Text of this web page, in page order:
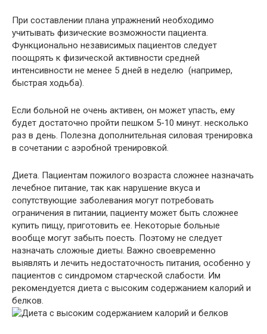
При составлении плана упражнений необходимо
учитывать физические возможности пациента.
Функционально независимых пациентов следует
поощрять к физической активности средней
интенсивности не менее 5 дней в неделю (например,
быстрая ходьба).
Если больной не очень активен, он может упасть, ему
будет достаточно пройти пешком 5-10 минут. несколько
раз в день. Полезна дополнительная силовая тренировка
в сочетании с аэробной тренировкой.
Диета. Пациентам пожилого возраста сложнее назначать
лечебное питание, так как нарушение вкуса и
сопутствующие заболевания могут потребовать
ограничения в питании, пациенту может быть сложнее
купить пищу, приготовить ее. Некоторые больные
вообще могут забыть поесть. Поэтому не следует
назначать сложные диеты. Важно своевременно
выявлять и лечить недостаточность питания, особенно у
пациентов с синдромом старческой слабости. Им
рекомендуется диета с высоким содержанием калорий и
белков.